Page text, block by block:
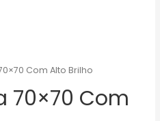
Com Alto Brilho
70×70 Com